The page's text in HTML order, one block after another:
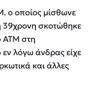
ο οποίος μίσθωνε
39χρονη σκοτώθηκε
ΑΤΜ στη
λόγω άνδρας είχε
και άλλες